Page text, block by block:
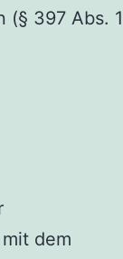
(§ 397 Abs. 1
dem